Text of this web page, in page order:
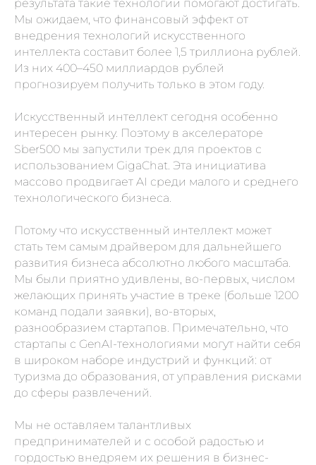
результата такие технологии помогают достигать.
Мы ожидаем, что финансовый эффект от
внедрения технологий искусственного
интеллекта составит более 1,5 триллиона рублей.
Из них 400–450 миллиардов рублей
прогнозируем получить только в этом году.
Искусственный интеллект сегодня особенно
интересен рынку. Поэтому в акселераторе
Sber500 мы запустили трек для проектов с
использованием GigaChat. Эта инициатива
массово продвигает AI среди малого и среднего
технологического бизнеса.
Потому что искусственный интеллект может
стать тем самым драйвером для дальнейшего
развития бизнеса абсолютно любого масштаба.
Мы были приятно удивлены, во-первых, числом
желающих принять участие в треке (больше 1200
команд подали заявки), во-вторых,
разнообразием стартапов. Примечательно, что
стартапы с GenAI-технологиями могут найти себя
в широком наборе индустрий и функций: от
туризма до образования, от управления рисками
до сферы развлечений.
Мы не оставляем талантливых
предпринимателей и с особой радостью и
гордостью внедряем их решения в бизнес-